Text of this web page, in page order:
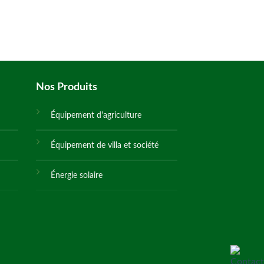
Nos Produits
Équipement d'agriculture
Équipement de villa et société
Énergie solaire